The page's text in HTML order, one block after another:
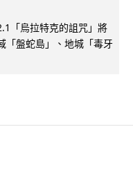
「烏拉特克的詛咒」將
「盤蛇島」、地城「毒牙